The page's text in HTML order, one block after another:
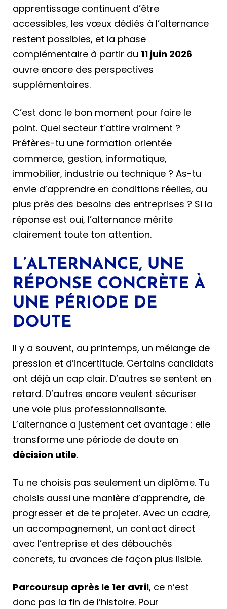
apprentissage continuent d’être
accessibles, les vœux dédiés à l’alternance
restent possibles, et la phase
complémentaire à partir du 11 juin 2026
ouvre encore des perspectives
supplémentaires.
C’est donc le bon moment pour faire le
point. Quel secteur t’attire vraiment ?
Préfères-tu une formation orientée
commerce, gestion, informatique,
immobilier, industrie ou technique ? As-tu
envie d’apprendre en conditions réelles, au
plus près des besoins des entreprises ? Si la
réponse est oui, l’alternance mérite
clairement toute ton attention.
L’ALTERNANCE, UNE
RÉPONSE CONCRÈTE À
UNE PÉRIODE DE
DOUTE
Il y a souvent, au printemps, un mélange de
pression et d’incertitude. Certains candidats
ont déjà un cap clair. D’autres se sentent en
retard. D’autres encore veulent sécuriser
une voie plus professionnalisante.
L’alternance a justement cet avantage : elle
transforme une période de doute en
décision utile.
Tu ne choisis pas seulement un diplôme. Tu
choisis aussi une manière d’apprendre, de
progresser et de te projeter. Avec un cadre,
un accompagnement, un contact direct
avec l’entreprise et des débouchés
concrets, tu avances de façon plus lisible.
Parcoursup après le 1er avril, ce n’est
donc pas la fin de l’histoire. Pour